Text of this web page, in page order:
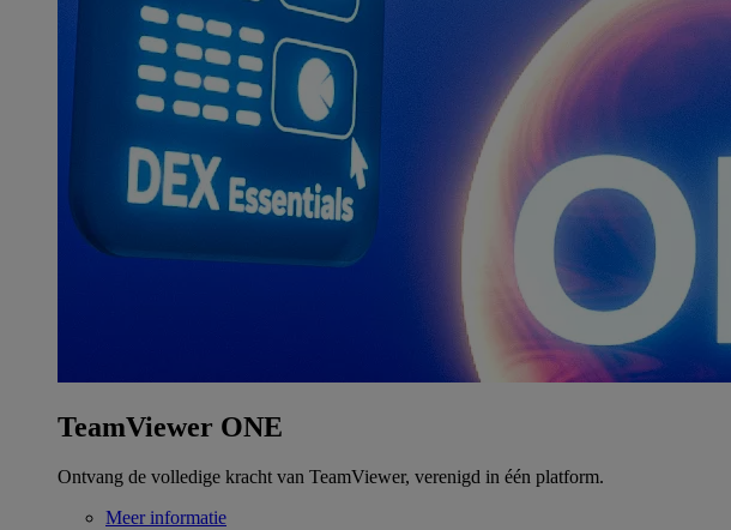
TeamViewer ONE
Ontvang de volledige kracht van TeamViewer, verenigd in één platform.
Meer informatie